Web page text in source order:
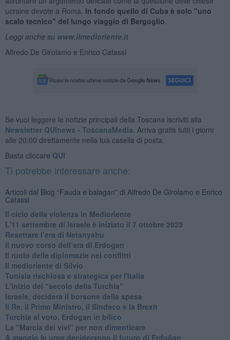
ucraine devote a Roma. In fondo quello di Cuba è solo "uno
scalo tecnico" del lungo viaggio di Bergoglio
Leggi anche su www.ilmedioriente.it
Alfredo De Girolamo e Enrico Catassi
Se vuoi leggere le notizie principali della Toscana iscriviti alla
Newsletter QUInews - ToscanaMedia. Arriva gratis tutti i giorni
alle 20:00 direttamente nella tua casella di posta.
Basta cliccare QUI
Ti potrebbe interessare anche:
Articoli dal Blog “Fauda e balagan” di Alfredo De Girolamo e Enrico
Catassi
Il ciclo della violenza in Medioriente
L'11 settembre di Israele è iniziato il 7 ottobre 2023
Resettare l’era di Netanyahu
​Il nuovo corso dell’era di Erdogan
Il ruolo delle diplomazie nei conflitti
Il medioriente di Silvio
Tunisia rischiosa e strategica per l'Italia
L'inizio del “secolo della Turchia”
Israele, deciderà il borsone della spesa
Il Re, il Primo Ministro, il Sindaco e la Brexit
Turchia al voto, Erdogan in bilico
La "Marcia dei vivi" per non dimenticare
A maggio le urne decideranno il futuro di Erdoğan